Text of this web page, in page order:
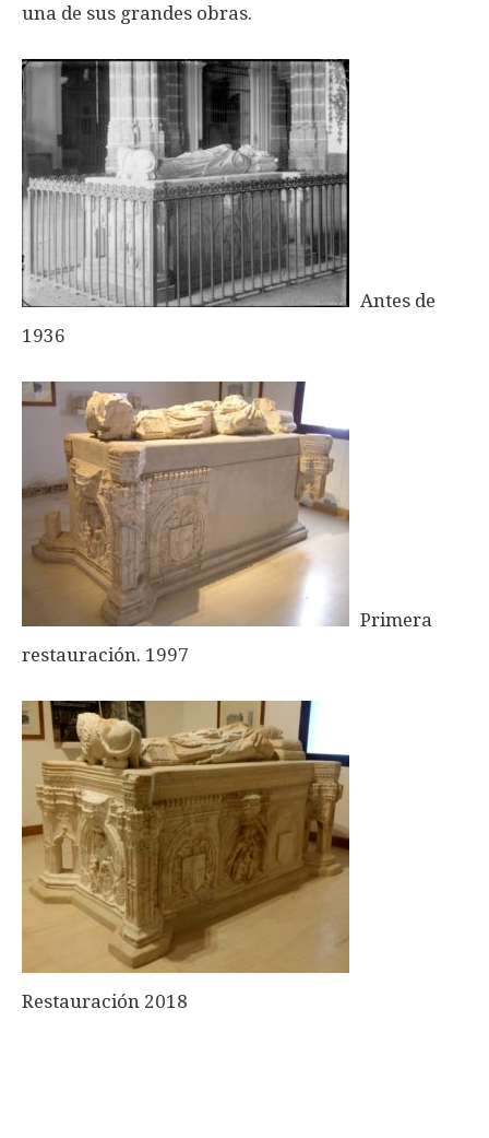
una de sus grandes obras.
Antes de
1936
Primera
restauración. 1997
Restauración 2018